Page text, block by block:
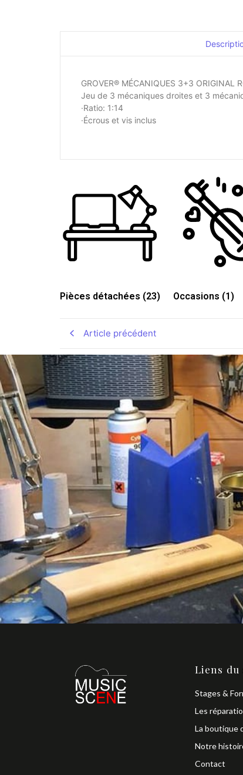
GROVER® MÉCANIQUES 3+3 ORIGINAL
Jeu de 3 mécaniques droites et 3
·Ratio: 1:14
·Écrous et vis inclus
Pièces détachées (23) Occasions (1)
Article précédent
Liens du
Stages &
Les
La boutique
Notre
Contact